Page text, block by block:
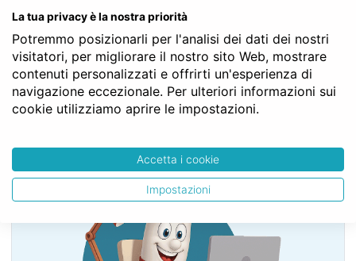
LIBRO PRIMO - Delle persone e della famiglia
TITOLO VI - Del matrimonio
Capo V - Dello scioglimento del matrimonio e della
separazione dei coniugi
Art. 149
SERVE LA CONSULENZA DEL NOTAIO?
La tua privacy è la nostra priorità
Potremmo posizionarli per l'analisi dei dati dei nostri
visitatori, per migliorare il nostro sito Web, mostrare
contenuti personalizzati e offrirti un'esperienza di
navigazione eccezionale. Per ulteriori informazioni sui
cookie utilizziamo aprire le impostazioni.
Accetta i cookie
Impostazioni